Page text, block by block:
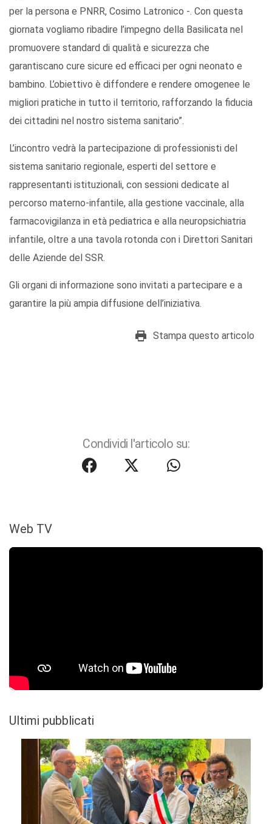
per la persona e PNRR, Cosimo Latronico -. Con questa
giornata vogliamo ribadire l’impegno della Basilicata nel
promuovere standard di qualità e sicurezza che
garantiscano cure sicure ed efficaci per ogni neonato e
bambino. L’obiettivo è diffondere e rendere omogenee le
migliori pratiche in tutto il territorio, rafforzando la fiducia
dei cittadini nel nostro sistema sanitario”.
L’incontro vedrà la partecipazione di professionisti del
sistema sanitario regionale, esperti del settore e
rappresentanti istituzionali, con sessioni dedicate al
percorso materno-infantile, alla gestione vaccinale, alla
farmacovigilanza in età pediatrica e alla neuropsichiatria
infantile, oltre a una tavola rotonda con i Direttori Sanitari
delle Aziende del SSR.
Gli organi di informazione sono invitati a partecipare e a
garantire la più ampia diffusione dell’iniziativa.
Stampa questo articolo
Condividi l'articolo su:
Web TV
Ultimi pubblicati